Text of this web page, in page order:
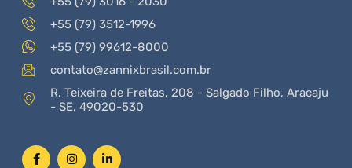
+55 (79) 3512-1996
+55 (79) 99612-8000
contato@zannixbrasil.com.br
R. Teixeira de Freitas, 208 - Salgado Filho, Aracaju
- SE, 49020-530